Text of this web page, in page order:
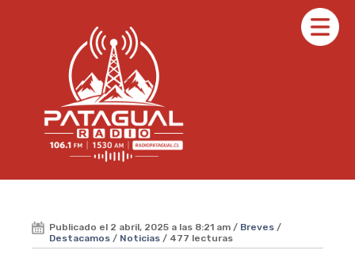
Publicado el 2 abril, 2025 a las 8:21 am / Breves /
Destacamos / Noticias / 477 lecturas